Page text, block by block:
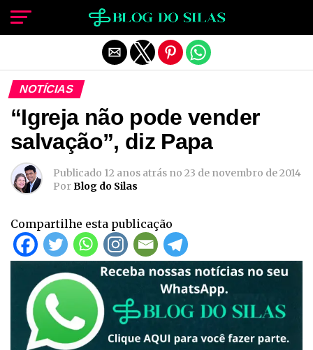
NOTÍCIAS
“Igreja não pode vender
salvação”, diz Papa
Publicado 12 anos atrás no 23 de novembro de 2014
PorBlog do Silas
Compartilhe esta publicação
Sair da versão mobile